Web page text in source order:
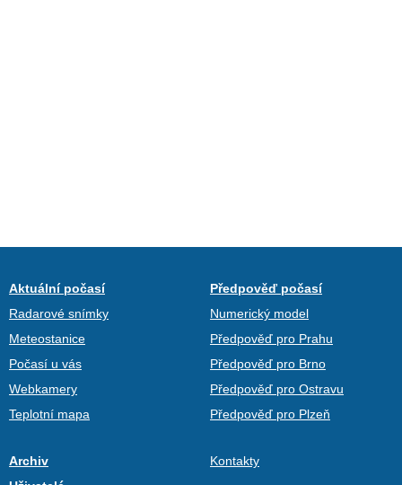
Aktuální počasí
Radarové snímky
Meteostanice
Počasí u vás
Webkamery
Teplotní mapa
Předpověď počasí
Numerický model
Předpověď pro Prahu
Předpověď pro Brno
Předpověď pro Ostravu
Předpověď pro Plzeň
Archiv
Kontakty